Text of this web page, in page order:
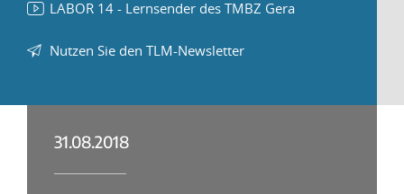
LABOR 14 - Lernsender des TMBZ Gera
Nutzen Sie den TLM-Newsletter
31.08.2018